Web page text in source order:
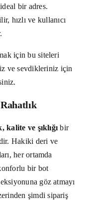
bir adres.
hızlı ve kullanıcı
için bu siteleri
ve sevdikleriniz için
kalite ve şıklığı bir
Hakiki deri ve
her ortamda
bir bot
göz atmayı
şimdi sipariş